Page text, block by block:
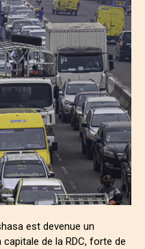
est devenue un
de la RDC, forte de